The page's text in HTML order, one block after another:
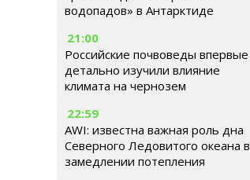
водопадов» в Антарктиде
21:00
Российские почвоведы впервые
детально изучили влияние
климата на чернозем
22:59
AWI: известна важная роль дна
Северного Ледовитого океана в
замедлении потепления